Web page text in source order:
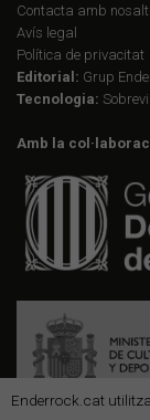
Enderrock.cat utilitza
Contacta amb
Avís legal
Política de privacitat
Editorial: Grup
Tecnologia:
Amb la